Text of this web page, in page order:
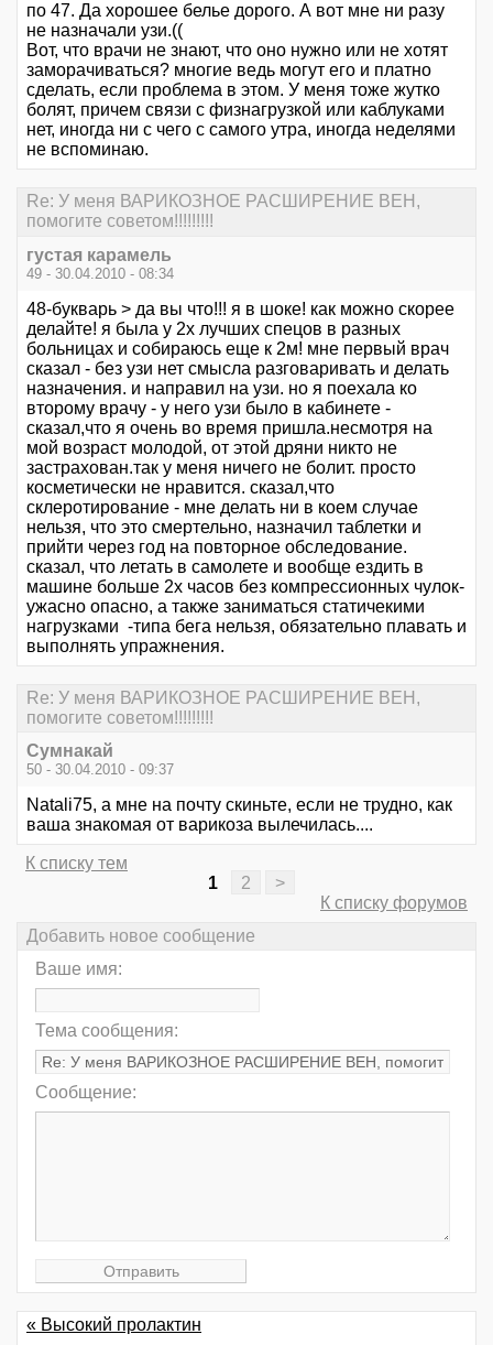
по 47. Да хорошее белье дорого. А вот мне ни разу
не назначали узи.((
Вот, что врачи не знают, что оно нужно или не хотят
заморачиваться? многие ведь могут его и платно
сделать, если проблема в этом. У меня тоже жутко
болят, причем связи с физнагрузкой или каблуками
нет, иногда ни с чего с самого утра, иногда неделями
не вспоминаю.
Re: У меня ВАРИКОЗНОЕ РАСШИРЕНИЕ ВЕН,
помогите советом!!!!!!!!!
густая карамель
49 - 30.04.2010 - 08:34
48-букварь > да вы что!!! я в шоке! как можно скорее
делайте! я была у 2х лучших спецов в разных
больницах и собираюсь еще к 2м! мне первый врач
сказал - без узи нет смысла разговаривать и делать
назначения. и направил на узи. но я поехала ко
второму врачу - у него узи было в кабинете -
сказал,что я очень во время пришла.несмотря на
мой возраст молодой, от этой дряни никто не
застрахован.так у меня ничего не болит. просто
косметически не нравится. сказал,что
склеротирование - мне делать ни в коем случае
нельзя, что это смертельно, назначил таблетки и
прийти через год на повторное обследование.
сказал, что летать в самолете и вообще ездить в
машине больше 2х часов без компрессионных чулок-
ужасно опасно, а также заниматься статичекими
нагрузками -типа бега нельзя, обязательно плавать и
выполнять упражнения.
Re: У меня ВАРИКОЗНОЕ РАСШИРЕНИЕ ВЕН,
помогите советом!!!!!!!!!
Сумнакай
50 - 30.04.2010 - 09:37
Natali75, а мне на почту скиньте, если не трудно, как
ваша знакомая от варикоза вылечилась....
К списку тем
1
2
>
К списку форумов
Добавить новое сообщение
Ваше имя:
Тема сообщения:
Сообщение:
« Высокий пролактин